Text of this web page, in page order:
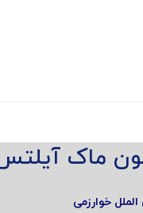
ماک
خوارزمی